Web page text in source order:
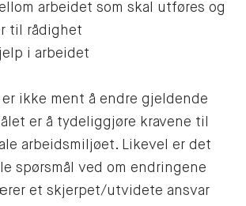
arbeidet som skal utføres og
til rådighet
i arbeidet
ikke ment å endre gjeldende
er å tydeliggjøre kravene til
arbeidsmiljøet. Likevel er det
spørsmål ved om endringene
et skjerpet/utvidete ansvar